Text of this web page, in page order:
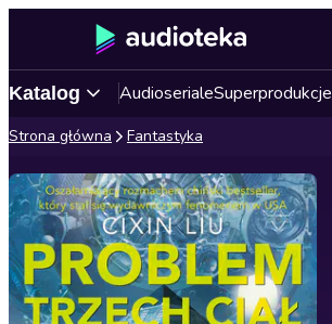
Katalog AudioserialeSuperprodukcje
Strona główna Fantastyka